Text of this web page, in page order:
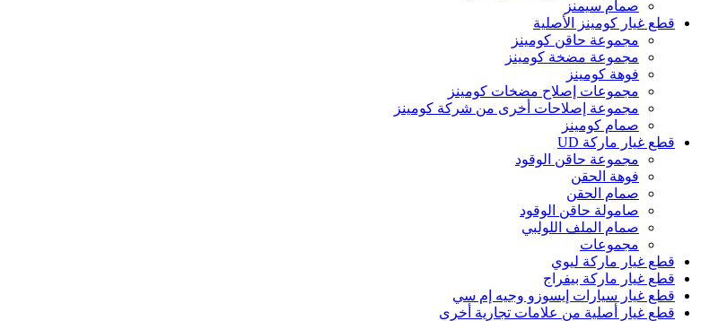
صمام سيمنز
قطع غيار كومينز الأصلية
مجموعة حاقن كومينز
مجموعة مضخة كومينز
فوهة كومينز
مجموعات إصلاح مضخات كومينز
مجموعة إصلاحات أخرى من شركة كومينز
صمام كومينز
قطع غيار ماركة UD
مجموعة حاقن الوقود
فوهة الحقن
صمام الحقن
صامولة حاقن الوقود
صمام الملف اللولبي
مجموعات
قطع غيار ماركة ليوي
قطع غيار ماركة بيفراج
قطع غيار سيارات إيسوزو وجيه إم سي
قطع غيار أصلية من علامات تجارية أخرى